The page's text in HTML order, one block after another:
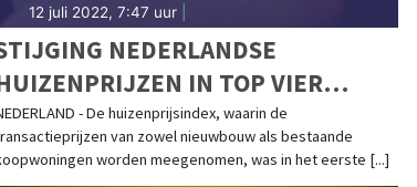
12 juli 2022, 7:47 uur|
NEDERLANDSE
IN TOP VIER
UNIE
- De huizenprijsindex, waarin de
van zowel nieuwbouw als bestaande
worden meegenomen, was in het eerste [...]